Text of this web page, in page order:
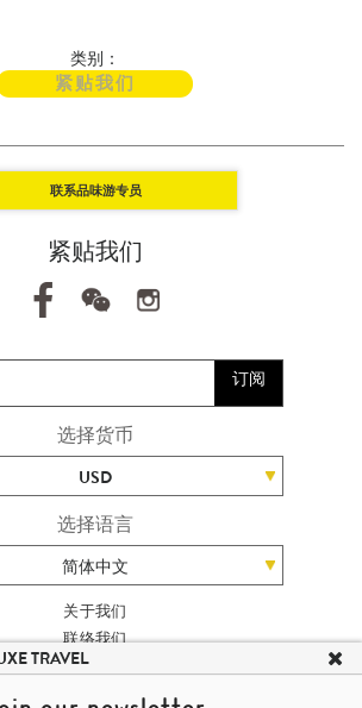
类别：
紧贴我们
联系品味游专员
紧贴我们
订阅
选择货币
USD
选择语言
简体中文
关于我们
联络我们
加入我们
高端旅游网站地图
TRAVEL